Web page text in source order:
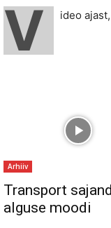
V ideo
Arhiiv
Transport
alguse moodi